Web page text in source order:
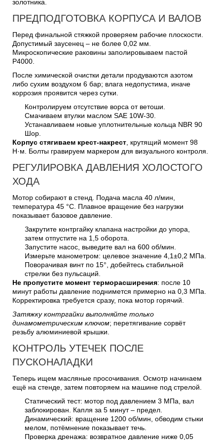
золотника.
ПРЕДПОДГОТОВКА КОРПУСА И ВАЛОВ
Перед финальной стяжкой проверяем рабочие плоскости.
Допустимый заусенец – не более 0,02 мм.
Микроскопические раковины заполировываем пастой
Р4000.
После химической очистки детали продуваются азотом
либо сухим воздухом 6 бар; влага недопустима, иначе
коррозия проявится через сутки.
Контролируем отсутствие ворса от ветоши.
Смачиваем втулки маслом SAE 10W-30.
Устанавливаем новые уплотнительные кольца NBR 90
Шор.
Корпус стягиваем крест-накрест , крутящий момент 98
Н·м. Болты гравируем маркером для визуального контроля.
РЕГУЛИРОВКА ДАВЛЕНИЯ ХОЛОСТОГО
ХОДА
Мотор собирают в стенд. Подача масла 40 л/мин,
температура 45 °C. Плавное вращение без нагрузки
показывает базовое давление.
Закрутите контргайку клапана настройки до упора,
затем отпустите на 1,5 оборота.
Запустите насос, выведите вал на 600 об/мин.
Измерьте манометром: целевое значение 4,1±0,2 МПа.
Поворачивая винт по 15°, добейтесь стабильной
стрелки без пульсаций.
Не пропустите момент терморасширения: после 10
минут работы давление поднимется примерно на 0,3 МПа.
Корректировка требуется сразу, пока мотор горячий.
Затяжку контргайки выполняйте только
динамометрическим ключом; перетягивание сорвёт
резьбу алюминиевой крышки.
КОНТРОЛЬ УТЕЧЕК ПОСЛЕ
ПУСКОНАЛАДКИ
Теперь ищем масляные просочивания. Осмотр начинаем
ещё на стенде, затем повторяем на машине под стрелой.
Статический тест: мотор под давлением 3 МПа, вал
заблокирован. Капля за 5 минут – предел.
Динамический: вращение 1200 об/мин, обводим стыки
мелом, потёмнение показывает течь.
Проверка дренажа: возвратное давление ниже 0,05